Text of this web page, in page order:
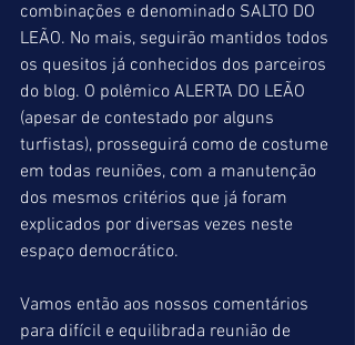
combinações e denominado SALTO DO
LEÃO. No mais, seguirão mantidos todos
os quesitos já conhecidos dos parceiros
do blog. O polêmico ALERTA DO LEÃO
(apesar de contestado por alguns
turfistas), prosseguirá como de costume
em todas reuniões, com a manutenção
dos mesmos critérios que já foram
explicados por diversas vezes neste
espaço democrático.
Vamos então aos nossos comentários
para difícil e equilibrada reunião de